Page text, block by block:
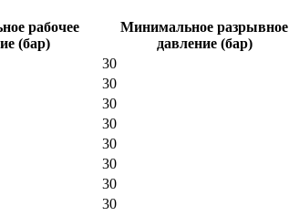
рабочее
(бар)
Минимальное разрывное
давление (бар)
30
30
30
30
30
30
30
30